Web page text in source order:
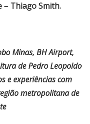
– Thiago Smith.
Minas, BH Airport,
de Pedro Leopoldo
e experiências com
metropolitana de